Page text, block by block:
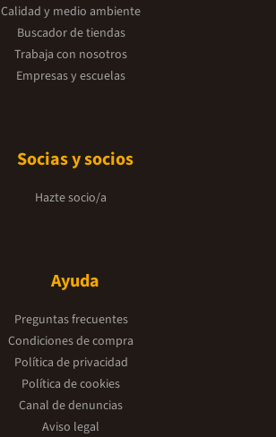
Calidad y medio ambiente
Buscador de tiendas
Trabaja con nosotros
Empresas y escuelas
Socias y socios
Hazte socio/a
Ayuda
Preguntas frecuentes
Condiciones de compra
Política de privacidad
Política de cookies
Canal de denuncias
Aviso legal